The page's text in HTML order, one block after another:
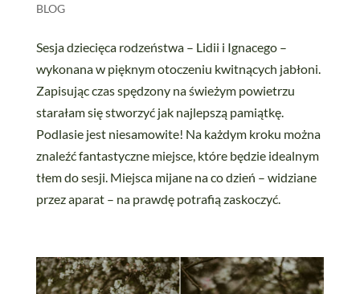
BLOG
Sesja dziecięca rodzeństwa – Lidii i Ignacego –
wykonana w pięknym otoczeniu kwitnących jabłoni.
Zapisując czas spędzony na świeżym powietrzu
starałam się stworzyć jak najlepszą pamiątkę.
Podlasie jest niesamowite! Na każdym kroku można
znaleźć fantastyczne miejsce, które będzie idealnym
tłem do sesji. Miejsca mijane na co dzień – widziane
przez aparat – na prawdę potrafią zaskoczyć.